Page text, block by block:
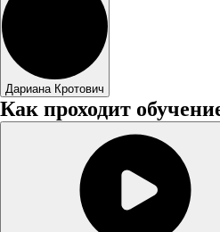
Дариана Кротович
Как проходит